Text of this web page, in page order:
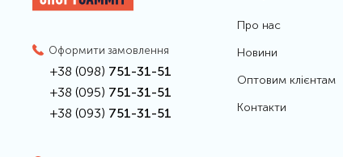
Оформити замовлення
+38 (098) 751-31-51
+38 (095) 751-31-51
+38 (093) 751-31-51
Про нас
Новини
Оптовим клієнтам
Контакти